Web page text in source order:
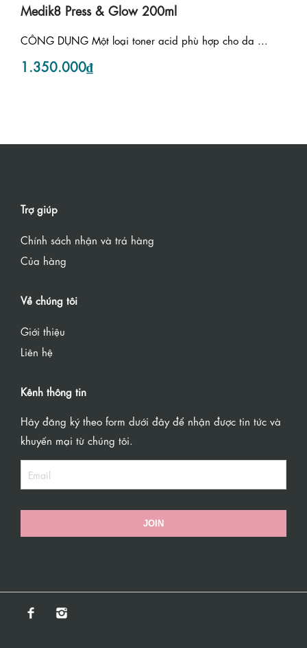
Medik8 Press & Glow 200ml
CÔNG DỤNG Một loại toner acid phù hợp cho da ...
1.350.000₫
Trợ giúp
Chính sách nhận và trả hàng
Của hàng
Về chúng tôi
Giới thiệu
Liên hệ
Kênh thông tin
Hãy đăng ký theo form dưới đây để nhận được tin tức và
khuyến mại từ chúng tôi.
JOIN